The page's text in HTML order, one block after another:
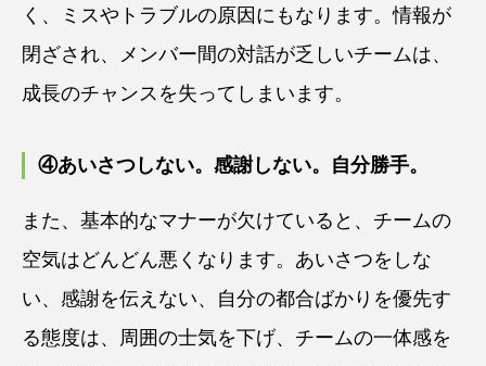
く、ミスやトラブルの原因にもなります。情報が
閉ざされ、メンバー間の対話が乏しいチームは、
成長のチャンスを失ってしまいます。
④あいさつしない。感謝しない。自分勝手。
また、基本的なマナーが欠けていると、チームの
空気はどんどん悪くなります。あいさつをしな
い、感謝を伝えない、自分の都合ばかりを優先す
る態度は、周囲の士気を下げ、チームの一体感を